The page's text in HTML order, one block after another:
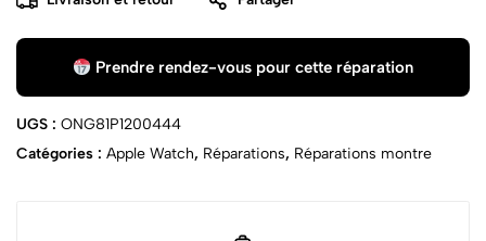
Prendre rendez-vous pour cette réparation
UGS : ONG81P1200444
Catégories : Apple Watch, Réparations, Réparations montre